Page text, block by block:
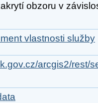
obzoru v
vlastnosti služby
arcgis2/rest/